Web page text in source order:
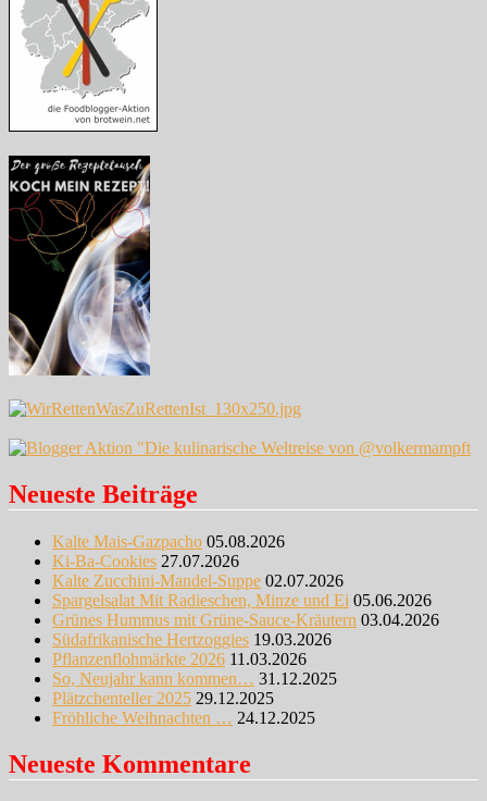
Neueste Beiträge
Kalte Mais-Gazpacho 05.08.2026
Ki-Ba-Cookies 27.07.2026
Kalte Zucchini-Mandel-Suppe 02.07.2026
Spargelsalat Mit Radieschen, Minze und Ei 05.06.2026
Grünes Hummus mit Grüne-Sauce-Kräutern 03.04.2026
Südafrikanische Hertzoggies 19.03.2026
Pflanzenflohmärkte 2026 11.03.2026
So, Neujahr kann kommen… 31.12.2025
Plätzchenteller 2025 29.12.2025
Fröhliche Weihnachten … 24.12.2025
Neueste Kommentare